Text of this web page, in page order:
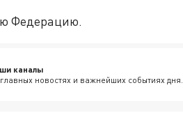
Федерацию.
каналы
новостях и важнейших событиях дня.